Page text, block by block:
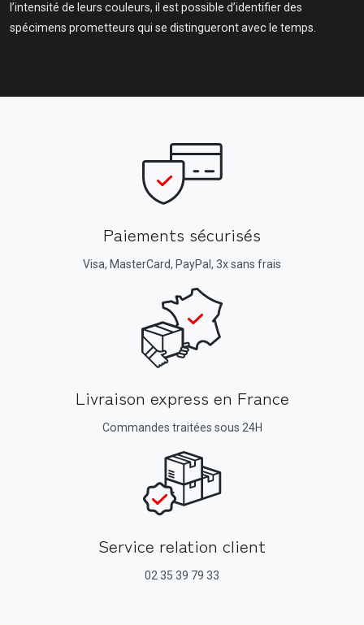
l’intensité de leurs couleurs, il est possible d’identifier des
spécimens prometteurs qui se distingueront avec le temps.
Paiements sécurisés
Visa, MasterCard, PayPal, 3x sans frais
Livraison express en France
Commandes traitées sous 24H
Service relation client
02 35 39 79 33